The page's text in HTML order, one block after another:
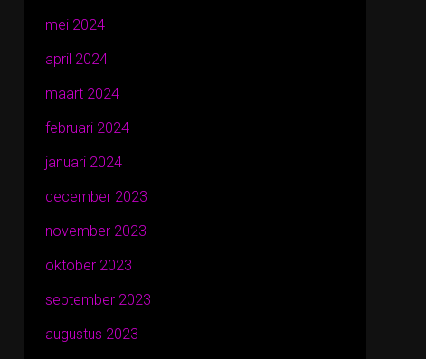
mei 2024
april 2024
maart 2024
februari 2024
januari 2024
december 2023
november 2023
oktober 2023
september 2023
augustus 2023